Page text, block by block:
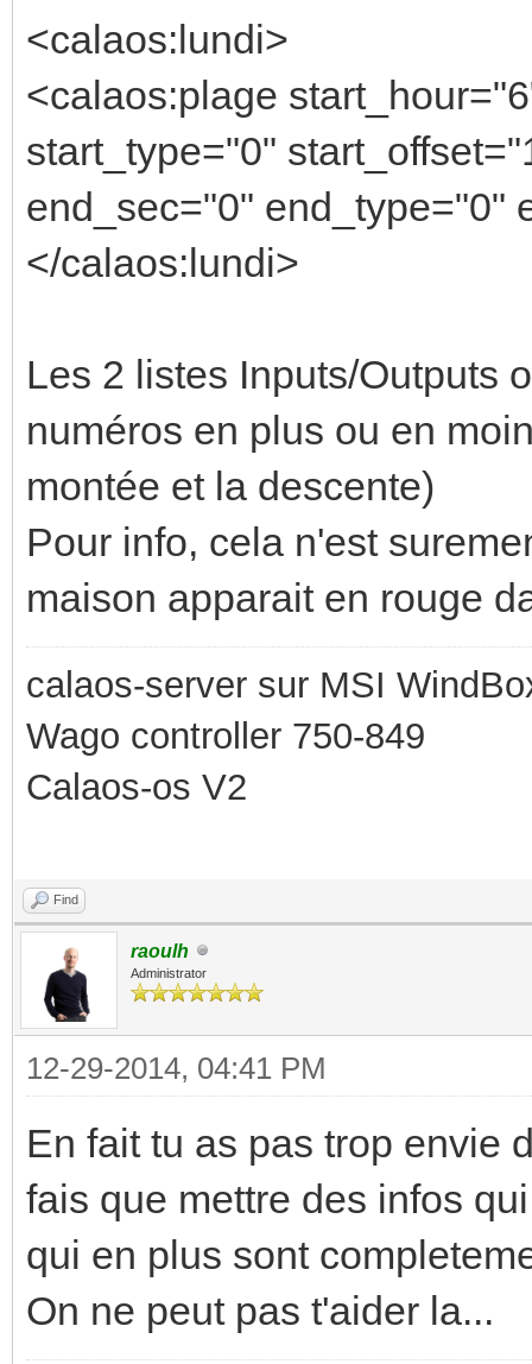
<calaos:lundi>
<calaos:plage
start_type="0"
end_sec="0" end_type="0"
</calaos:lundi>
Les 2 listes Inputs/Outputs
numéros en plus ou en
montée et la descente)
Pour info, cela n'est
maison apparait en rouge
calaos-server sur MSI
Wago controller 750-849
Calaos-os V2
Find
raoulh
Administrator
12-29-2014, 04:41 PM
En fait tu as pas trop envie
fais que mettre des infos
qui en plus sont
On ne peut pas t'aider la...